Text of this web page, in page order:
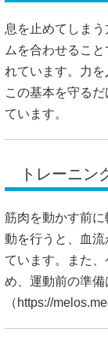
息を止めてしま
ムを合わせるこ
れています。力を
この基本を守る
ています。
トレーニン
筋肉を動かす前
動を行うと、血
ています。また
め、運動前の準
（ https://